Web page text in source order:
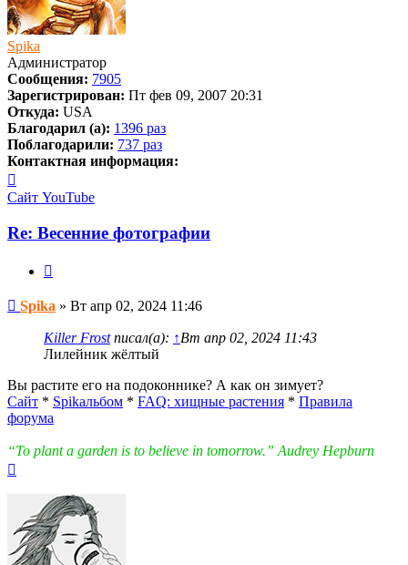
Spika
Администратор
Сообщения: 7905
Зарегистрирован: Пт фев 09, 2007 20:31
Откуда: USA
Благодарил (а): 1396 раз
Поблагодарили: 737 раз
Контактная информация:
информация
пользователя
Spika
Сайт YouTube
Re: Весенние фотографии
Сообщение
Spika » Вт апр 02, 2024 11:46
Killer Frostписал(а): ↑Вт апр 02, 2024 11:43
Лилейник жёлтый
Вы растите его на подоконнике? А как он зимует?
Сайт * Spikальбом * FAQ: хищные растения * Правила
форума
“To plant a garden is to believe in tomorrow.” Audrey Hepburn
началу